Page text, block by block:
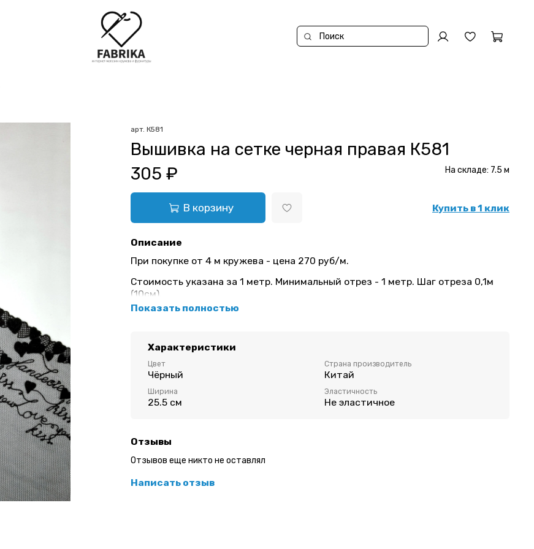
арт. К581
Вышивка на сетке черная правая К581
305 ₽
В корзину Купить в 1 клик
На складе: 7.5 м
Описание
При покупке от 4 м кружева - цена 270 руб/м.
Стоимость указана за 1 метр. Минимальный отрез - 1 метр. Шаг отреза 0,1м
(10см).
Неэластичное кружево для пошива нижнего белья.
Цвет: чёрный
Вышивка имеет левую и правую сторону
Показать полностью
Характеристики
Цвет
Чёрный
Страна производитель
Китай
Ширина
25.5 см
Эластичность
Не эластичное
Отзывы
Отзывов еще никто не оставлял
Написать отзыв